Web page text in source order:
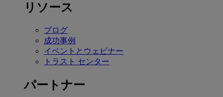
リソース
ブログ
成功事例
イベントとウェビナー
トラスト センター
パートナー